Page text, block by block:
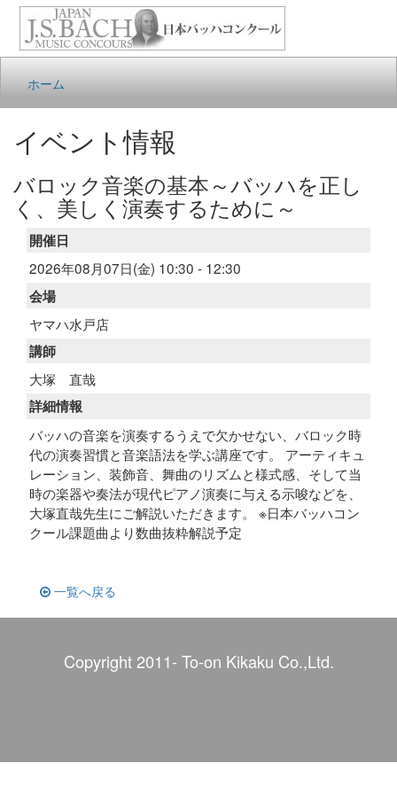
ホーム
イベント情報
バロック音楽の基本～バッハを正し
く、美しく演奏するために～
開催日
2026年08月07日(金) 10:30 - 12:30
会場
ヤマハ水戸店
講師
大塚 直哉
詳細情報
バッハの音楽を演奏するうえで欠かせない、バロック時
代の演奏習慣と音楽語法を学ぶ講座です。 アーティキュ
レーション、装飾音、舞曲のリズムと様式感、そして当
時の楽器や奏法が現代ピアノ演奏に与える示唆などを、
大塚直哉先生にご解説いただきます。 ※日本バッハコン
クール課題曲より数曲抜粋解説予定
一覧へ戻る
Copyright 2011- To-on Kikaku Co.,Ltd.